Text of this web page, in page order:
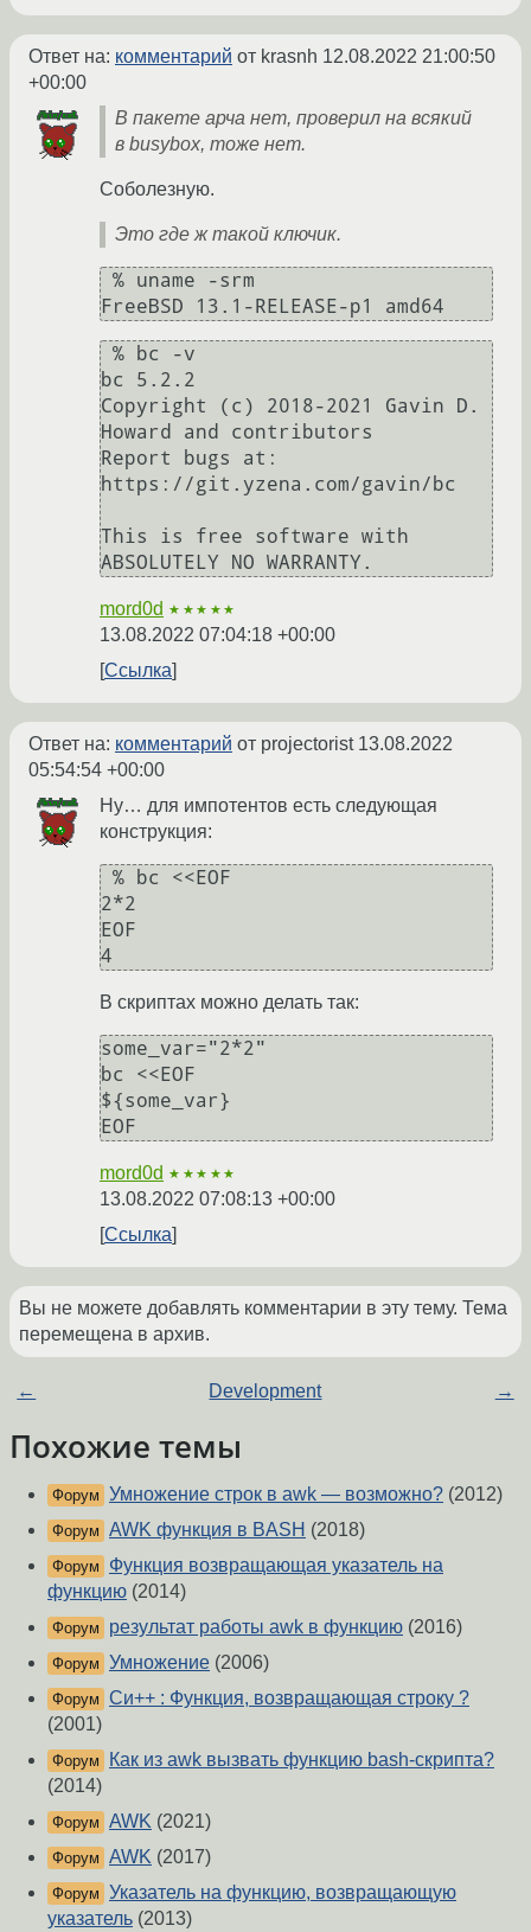
Ответ на: комментарий от krasnh 12.08.2022 21:00:50
+00:00
В пакете арча нет, проверил на всякий
в busybox, тоже нет.
Соболезную.
Это где ж такой ключик.
bc 5.2.2
Copyright (c) 2018-2021 Gavin D.
Howard and contributors
Report bugs at:
https://git.yzena.com/gavin/bc
This is free software with
mord0d ★★★★★
13.08.2022 07:04:18 +00:00
Ссылка
Ответ на: комментарий от projectorist 13.08.2022
05:54:54 +00:00
Ну… для импотентов есть следующая
конструкция:
2*2
EOF
В скриптах можно делать так:
some_var="2*2"
bc <<EOF
${some_var}
mord0d ★★★★★
13.08.2022 07:08:13 +00:00
Ссылка
Вы не можете добавлять комментарии в эту тему. Тема
перемещена в архив.
← Development →
Похожие темы
Форум Умножение строк в awk — возможно? (2012)
Форум AWK функция в BASH (2018)
Форум
Функция возвращающая указатель на
функцию (2014)
Форум результат работы awk в функцию (2016)
Форум Умножение (2006)
Форум Си++ : Функция, возвращающая строку ?
(2001)
Форум
Как из awk вызвать функцию bash-скрипта?
(2014)
Форум AWK (2021)
Форум AWK (2017)
Форум Указатель на функцию, возвращающую
указатель (2013)